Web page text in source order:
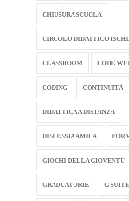
CHIUSURA SCUOLA
CIRCOLO DIDATTICO
CLASSROOM CODE
CODING CONTINUITÀ
DIDATTICA A DISTANZA
DISLESSIA AMICA
GIOCHI DELLA GIOVENTÙ
GRADUATORIE G SUITE